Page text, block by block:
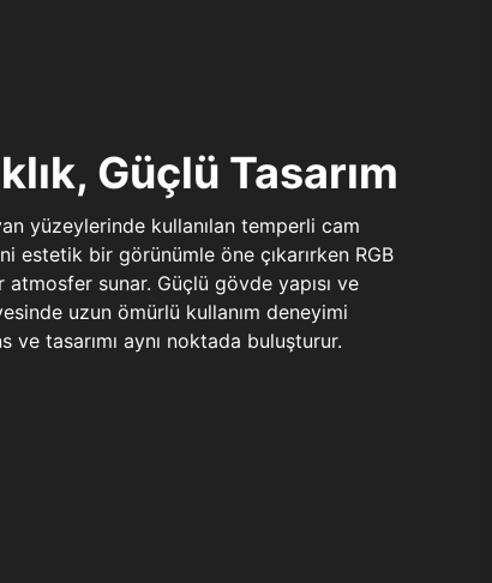
Güçlü Tasarım
yüzeylerinde kullanılan temperli cam
estetik bir görünümle öne çıkarırken RGB
sunar. Güçlü gövde yapısı ve
uzun ömürlü kullanım deneyimi
ve tasarımı aynı noktada buluşturur.